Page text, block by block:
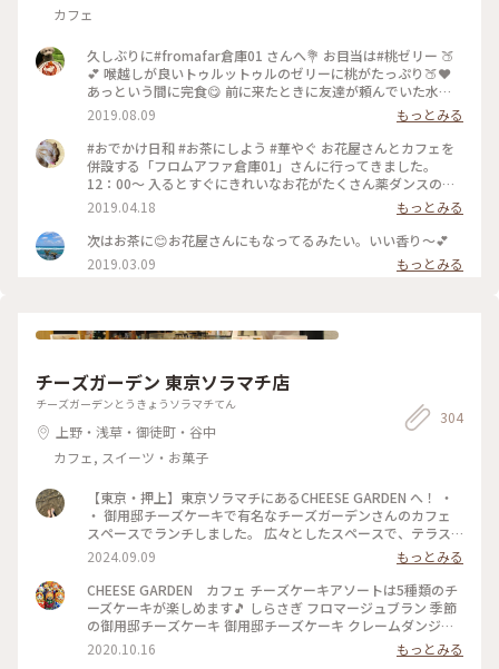
カフェ
久しぶりに#fromafar倉庫01 さんへ💐 お目当は#桃ゼリー 🍑
💕 喉越しが良いトゥルットゥルのゼリーに桃がたっぷり🍑❤️
あっという間に完食😋 前に来たときに友達が頼んでいた水鳥
𓅮を注文してみた😆 爽やかな香りの緑茶✨ おいしかった〜😋
ゼリーと緑茶で爽やかな組み合わせ❣️ 夏に良いかも〜😎🌞 開
店前から並んで特等席GET😆 その甲斐あって素敵なお花たち
を眺めながらほっこりタイム💐💕 最高の贅沢❤️ #スイーツ#ス
イーツ女子 #スイーツ好き#カフェ#カフェ活#カフェめぐり#も
もゼリー#桃活#水鳥#緑茶#ゼリー#ほうじ茶ラテ#花#花とカフ
ェ#東京カフェ#蔵前カフェ#cafe
2019.08.09
もっとみる
#おでかけ日和 #お茶にしよう #華やぐ お花屋さんとカフェを
併設する「フロムアファ倉庫01」さんに行ってきました。
12：00〜 入るとすぐにきれいなお花がたくさん薬ダンスの様
な箪笥の上に飾ってあり、アレンジなどの注文などができる様
です。 変わった色形のラナンキュラスやトルコキキョウなどな
どきれいで、変わったお花がたくさんありました。 ドライフ
ラワーも素敵でした。 カフェラテ（ラテアート）といちごタ
ルト🍓 和風のコーヒーカップ☕️とても美味しかったです いち
2019.04.18
もっとみる
次はお茶に😊お花屋さんにもなってるみたい。いい香り〜💕
2019.03.09
もっとみる
チーズガーデン 東京ソラマチ店
チーズガーデンとうきょうソラマチてん
上野・浅草・御徒町・谷中
カフェ, スイーツ・お菓子
304
【東京・押上】東京ソラマチにあるCHEESE GARDEN へ！ ・
・ 御用邸チーズケーキで有名なチーズガーデンさんのカフェ
スペースでランチしました。 広々としたスペースで、テラス
席もありました。 ・ 『チーズスパイスチキンカレー(グリル野
菜)』と秋限定かのかな？『ハッシュドビーフ』を注文しまし
た。 ・ スープカレーのようなサラッとしたルーで、大きめの
野菜もたくさん乗っていて、とっても美味しかったです。 思っ
たよりチーズは控えめでした。 ・ ・ #スカイツリータウン #ス
カイツリー #スカイツリーカフェ #スカイツリーグルメ #ソラ
マチ #チーズガーデン #スカイツリーランチ
2024.09.09
もっとみる
CHEESE GARDEN カフェ チーズケーキアソートは5種類のチ
ーズケーキが楽しめます🎵 しらさぎ フロマージュブラン 季節
の御用邸チーズケーキ 御用邸チーズケーキ クレームダンジュ
さすがに甘いので、苦いコーヒーと一緒に。
2020.10.16
もっとみる